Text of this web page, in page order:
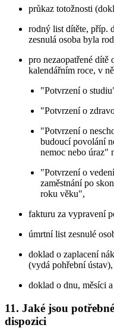
průkaz totožnosti
rodný list dítěte, příp.
zesnulá osoba byla
pro nezaopatřené
kalendářním roce, v
"Potvrzení o
"Potvrzení o
"Potvrzení o
budoucí povolání
nemoc nebo úraz"
"Potvrzení o
zaměstnání po
roku věku",
fakturu za vypravení
úmrtní list zesnulé
doklad o zaplacení
(vydá pohřební ústav),
doklad o dnu, měsíci
11. Jaké jsou
dispozici